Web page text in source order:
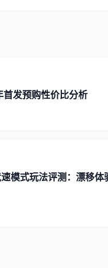
首发预购性价比分析
模式玩法评测：漂移体